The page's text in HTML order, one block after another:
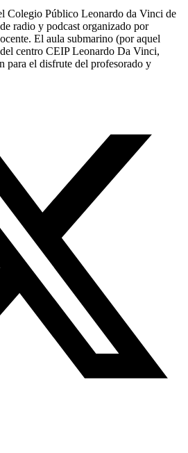
Colegio Público Leonardo da Vinci de
radio y podcast organizado por
El aula submarino (por aquel
centro CEIP Leonardo Da Vinci,
para el disfrute del profesorado y